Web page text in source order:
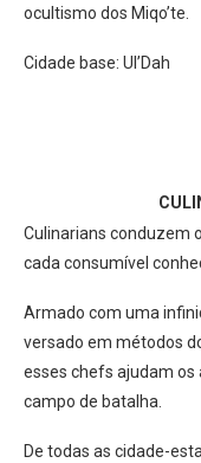
ocultismo dos Miqo’te.
Cidade base: Ul’Dah
Culinarians conduzem
cada consumível
Armado com uma
versado em métodos
esses chefs ajudam
campo de batalha.
De todas as cidade-